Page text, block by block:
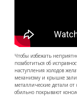
Чтобы избежать
позаботиться об
наступления холодов
механизму и крышке
металлические детали
обильно покрывают